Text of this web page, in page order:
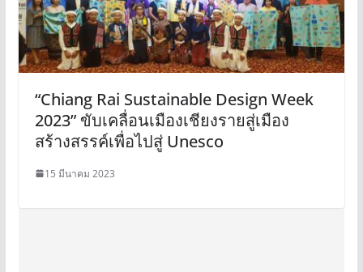
“Chiang Rai Sustainable Design Week
2023” ขับเคลื่อนเมืองเชียงรายสู่เมือง
สร้างสรรค์เพื่อไปสู่ Unesco
15 มีนาคม 2023